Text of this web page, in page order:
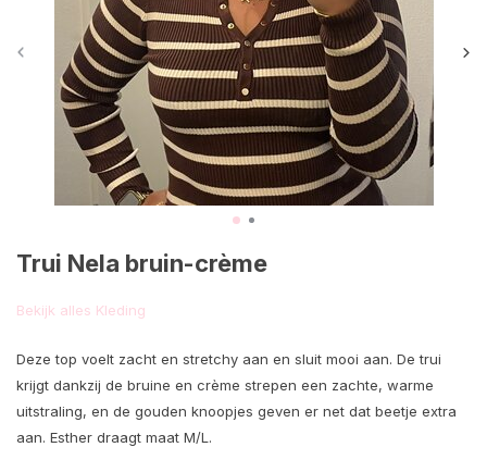
Trui Nela bruin-crème
Bekijk alles Kleding
Deze top voelt zacht en stretchy aan en sluit mooi aan. De trui
krijgt dankzij de bruine en crème strepen een zachte, warme
uitstraling, en de gouden knoopjes geven er net dat beetje extra
aan. Esther draagt maat M/L.